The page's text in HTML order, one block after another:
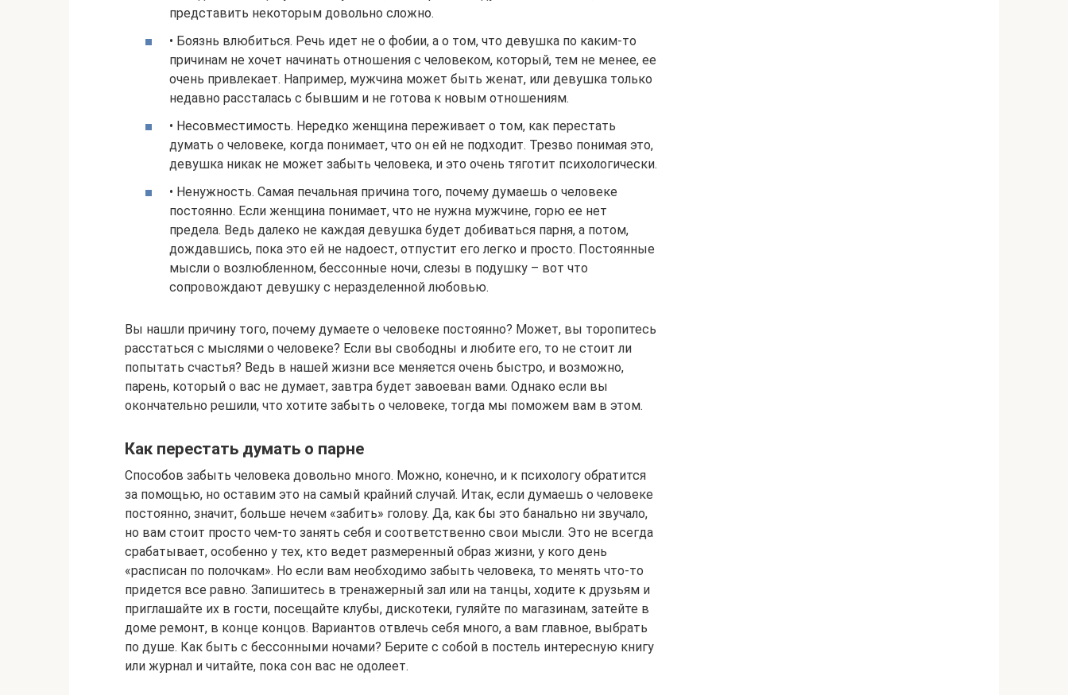
представить некоторым довольно сложно.
• Боязнь влюбиться. Речь идет не о фобии, а о том, что девушка по каким-то
причинам не хочет начинать отношения с человеком, который, тем не менее, ее
очень привлекает. Например, мужчина может быть женат, или девушка только
недавно рассталась с бывшим и не готова к новым отношениям.
• Несовместимость. Нередко женщина переживает о том, как перестать
думать о человеке, когда понимает, что он ей не подходит. Трезво понимая это,
девушка никак не может забыть человека, и это очень тяготит психологически.
• Ненужность. Самая печальная причина того, почему думаешь о человеке
постоянно. Если женщина понимает, что не нужна мужчине, горю ее нет
предела. Ведь далеко не каждая девушка будет добиваться парня, а потом,
дождавшись, пока это ей не надоест, отпустит его легко и просто. Постоянные
мысли о возлюбленном, бессонные ночи, слезы в подушку – вот что
сопровождают девушку с неразделенной любовью.
Вы нашли причину того, почему думаете о человеке постоянно? Может, вы торопитесь
расстаться с мыслями о человеке? Если вы свободны и любите его, то не стоит ли
попытать счастья? Ведь в нашей жизни все меняется очень быстро, и возможно,
парень, который о вас не думает, завтра будет завоеван вами. Однако если вы
окончательно решили, что хотите забыть о человеке, тогда мы поможем вам в этом.
Как перестать думать о парне
Способов забыть человека довольно много. Можно, конечно, и к психологу обратится
за помощью, но оставим это на самый крайний случай. Итак, если думаешь о человеке
постоянно, значит, больше нечем «забить» голову. Да, как бы это банально ни звучало,
но вам стоит просто чем-то занять себя и соответственно свои мысли. Это не всегда
срабатывает, особенно у тех, кто ведет размеренный образ жизни, у кого день
«расписан по полочкам». Но если вам необходимо забыть человека, то менять что-то
придется все равно. Запишитесь в тренажерный зал или на танцы, ходите к друзьям и
приглашайте их в гости, посещайте клубы, дискотеки, гуляйте по магазинам, затейте в
доме ремонт, в конце концов. Вариантов отвлечь себя много, а вам главное, выбрать
по душе. Как быть с бессонными ночами? Берите с собой в постель интересную книгу
или журнал и читайте, пока сон вас не одолеет.